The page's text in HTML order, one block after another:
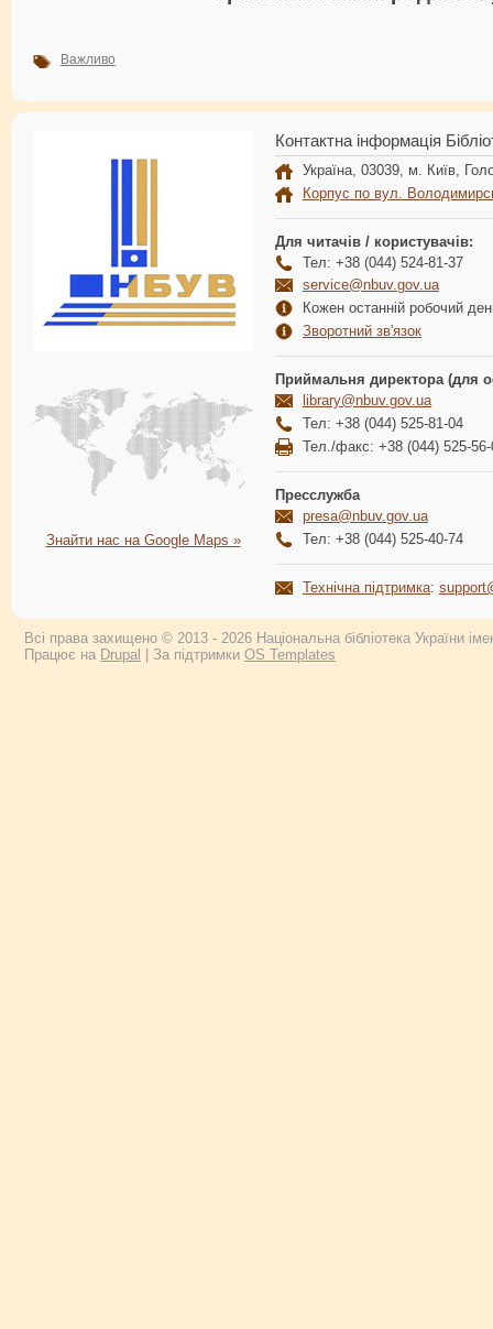
Важливо
Знайти нас на Google Maps »
Контактна інформація
Україна, 03039, м. Київ,
Корпус по вул.
Для читачів / користувачів:
Тел: +38 (044) 524-81-37
service@nbuv.gov.ua
Кожен останній робочий
Зворотний зв'язок
Приймальня директора (для
library@nbuv.gov.ua
Тел: +38 (044) 525-81-04
Тел./факс: +38 (044) 525-56-
Пресслужба
presa@nbuv.gov.ua
Тел: +38 (044) 525-40-74
Технічна підтримка:
Всі права захищено © 2013 - 2026 Національна бібліотека України
Працює на Drupal | За підтримки OS Templates